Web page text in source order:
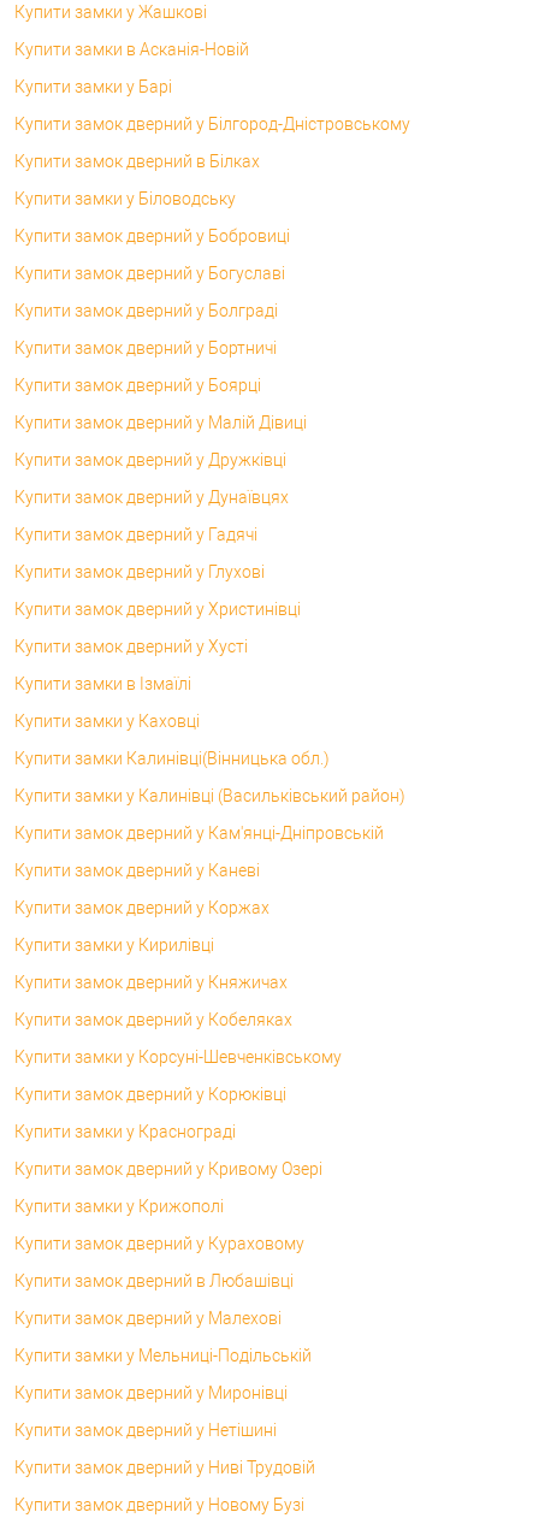
Купити замки у Жашкові
Купити замки в Асканія-Новій
Купити замки у Барі
Купити замок дверний у Білгород-Дністровському
Купити замок дверний в Білках
Купити замки у Біловодську
Купити замок дверний у Бобровиці
Купити замок дверний у Богуславі
Купити замок дверний у Болграді
Купити замок дверний у Бортничі
Купити замок дверний у Боярці
Купити замок дверний у Малій Дівиці
Купити замок дверний у Дружківці
Купити замок дверний у Дунаївцях
Купити замок дверний у Гадячі
Купити замок дверний у Глухові
Купити замок дверний у Христинівці
Купити замок дверний у Хусті
Купити замки в Ізмаїлі
Купити замки у Каховці
Купити замки Калинівці(Вінницька обл.)
Купити замки у Калинівці (Васильківський район)
Купити замок дверний у Кам'янці-Дніпровській
Купити замок дверний у Каневі
Купити замок дверний у Коржах
Купити замки у Кирилівці
Купити замок дверний у Княжичах
Купити замок дверний у Кобеляках
Купити замки у Корсунi-Шевченківському
Купити замок дверний у Корюківці
Купити замки у Краснограді
Купити замок дверний у Кривому Озері
Купити замки у Крижополі
Купити замок дверний у Кураховому
Купити замок дверний в Любашівці
Купити замок дверний у Малехові
Купити замки у Мельниці-Подільській
Купити замок дверний у Миронівці
Купити замок дверний у Нетішині
Купити замок дверний у Ниві Трудовій
Купити замок дверний у Новому Бузі